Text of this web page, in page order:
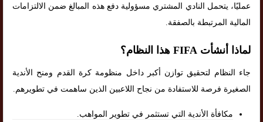
عمليًا، يتحمل النادي المشتري مسؤولية دفع هذه المبالغ ضمن الالتزامات
المالية المرتبطة بالصفقة.
لماذا أنشأت FIFA هذا النظام؟
جاء النظام لتحقيق توازن أكبر داخل منظومة كرة القدم ومنح الأندية
الصغيرة فرصة للاستفادة من نجاح اللاعبين الذين ساهمت في تطويرهم.
مكافأة الأندية التي تستثمر في تطوير المواهب.